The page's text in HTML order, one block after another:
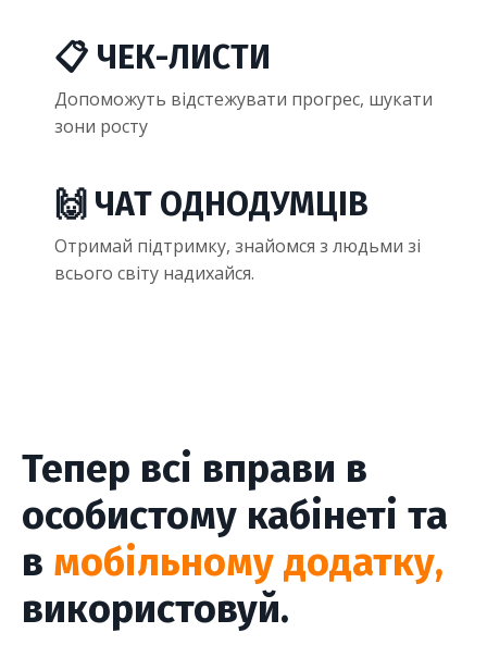
📋 ЧЕК-ЛИСТИ
Допоможуть відстежувати прогрес, шукати
зони росту
🙌 ЧАТ ОДНОДУМЦІВ
Отримай підтримку, знайомся з людьми зі
всього світу надихайся.
Тепер всі вправи в
особистому кабінеті та
в мобільному додатку,
використовуй.